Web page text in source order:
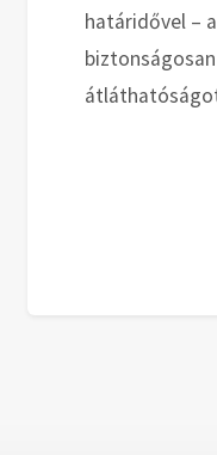
határidővel –